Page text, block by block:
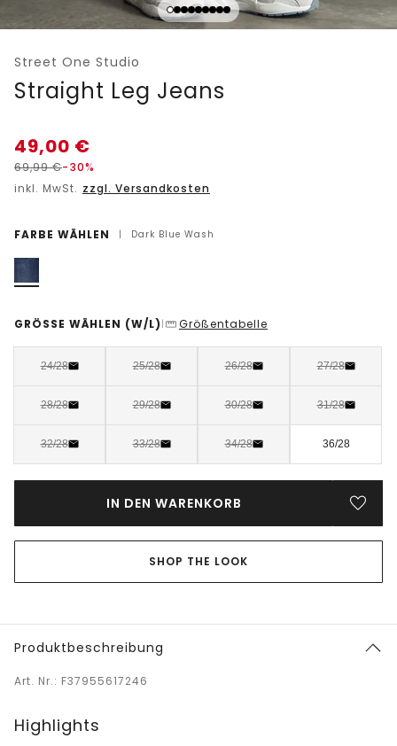
Street One Studio
Straight Leg Jeans
49,00 €
69,99€-30%
inkl. MwSt. zzgl. Versandkosten
FARBE WÄHLEN | Dark Blue Wash
GRÖSSE WÄHLEN (W/L) | Größentabelle
24/28 25/28 26/28 27/28
28/28 29/28 30/28 31/28
32/28 33/28 34/28 36/28
IN DEN WARENKORB
SHOP THE LOOK
Produktbeschreibung
Art. Nr.: F37955617246
Highlights